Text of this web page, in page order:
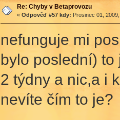
Re: Chyby v Betaprovozu
« Odpověď #57 kdy: Prosinec 01,
nefunguje mi
bylo poslední)
2 týdny a nic,a i
nevíte čím to je?